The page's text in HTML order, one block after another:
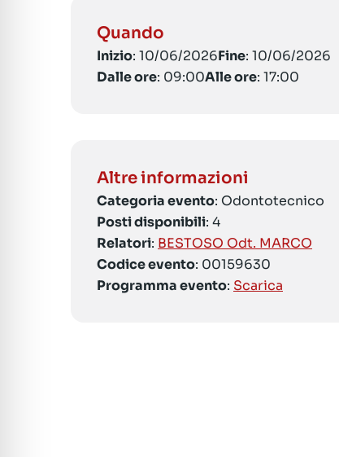
Quando
Inizio: 10/06/2026Fine: 10/06/2026
Dalle ore: 09:00Alle ore: 17:00
Altre informazioni
Categoria evento: Odontotecnico
Posti disponibili: 4
Relatori: BESTOSO Odt. MARCO
Codice evento: 00159630
Programma evento: Scarica